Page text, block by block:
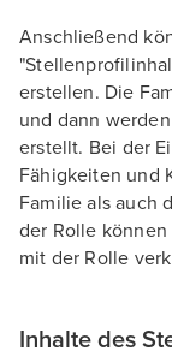
Anschließend
erstellen. Die
und dann
erstellt. Bei der
Fähigkeiten und
Familie als auch
der Rolle
mit der Rolle
Inhalte des